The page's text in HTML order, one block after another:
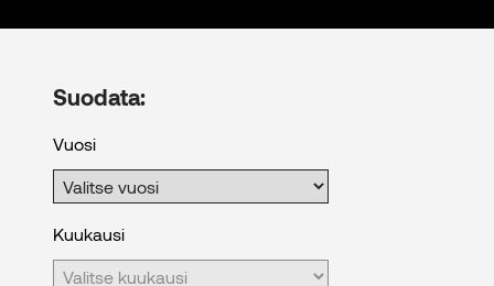
Suodata:
Vuosi
Kuukausi